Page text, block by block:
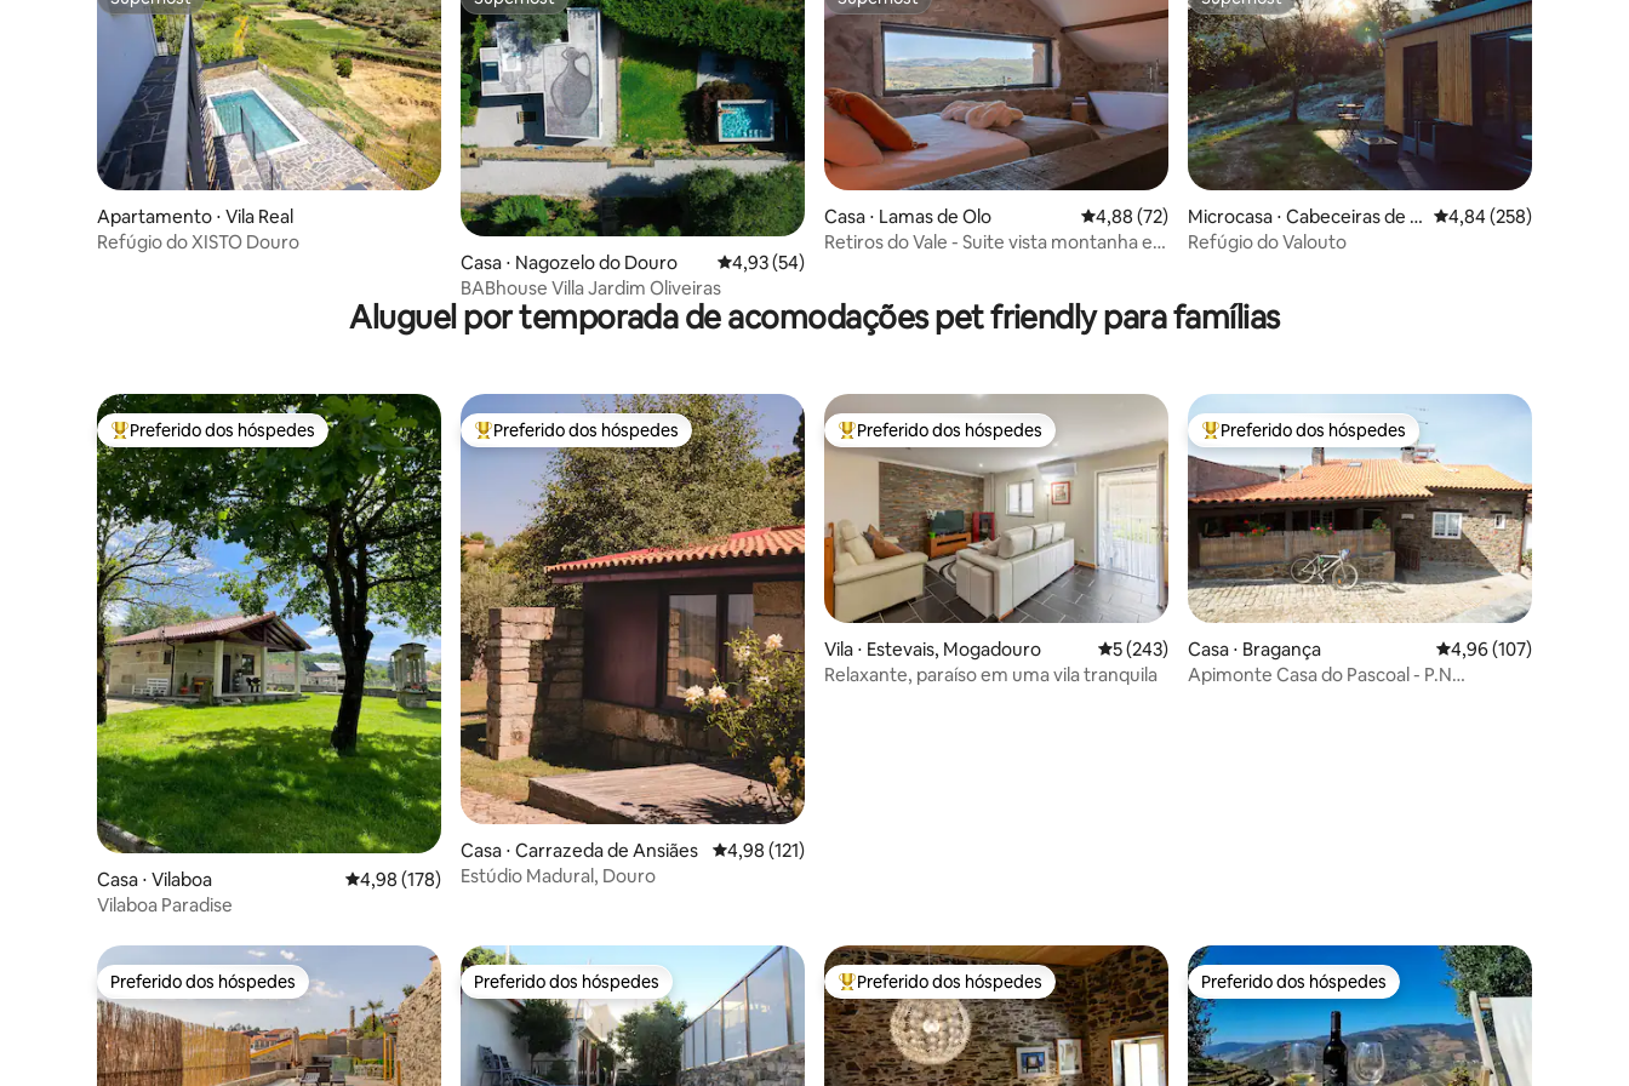
Superhost
Apartamento ⋅ Vila Real
Refúgio do XISTO Douro
Superhost
Casa ⋅ Nagozelo do Douro 4,93 de uma avaliação média de 5, 54 avaliações
4,93 (54)
BABhouse Villa Jardim Oliveiras
Superhost
Casa ⋅ Lamas de Olo 4,88 de uma avaliação média de 5, 72 avaliações
4,88 (72)
Retiros do Vale - Suite vista montanha e
Superhost
Microcasa ⋅ Cabeceiras de B
asto
4,84 de uma avaliação
4,84 (258)
Refúgio do Valouto
Aluguel por temporada de acomodações pet friendly para famílias
Entre os melhores preferidos dos hóspedes
Preferido dos hóspedes
Casa ⋅ Vilaboa 4,98 de uma avaliação média de 5, 178 avaliações
4,98 (178)
Vilaboa Paradise
Entre os melhores preferidos dos hóspedes
Preferido dos hóspedes
Casa ⋅ Carrazeda de Ansiães 4,98 de uma avaliação média de 5, 121 avaliações
4,98 (121)
Estúdio Madural, Douro
Entre os melhores preferidos dos hóspedes
Preferido dos hóspedes
Vila ⋅ Estevais, Mogadouro 5 de uma avaliação média de 5, 243 avaliações
5 (243)
Relaxante, paraíso em uma vila tranquila
Entre os melhores preferidos dos hóspedes
Preferido dos hóspedes
Casa ⋅ Bragança 4,96 de uma avaliação
4,96 (107)
Apimonte Casa do Pascoal - P.N
Preferido dos hóspedes
Preferido dos hóspedes Preferido dos hóspedes
Preferido dos hóspedes Entre os melhores preferidos dos hóspedes
Preferido dos hóspedes Preferido dos hóspedes
Preferido dos hóspedes